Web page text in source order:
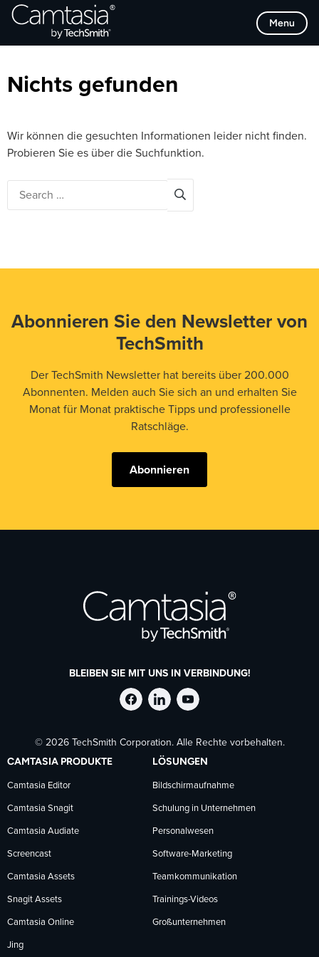
Direkt
zum
Menu
Browse Categories
Nichts gefunden
Wir können die gesuchten Informationen leider nicht finden.
Probieren Sie es über die Suchfunktion.
Abonnieren Sie den Newsletter von
TechSmith
Der TechSmith Newsletter hat bereits über 200.000
Abonnenten. Melden auch Sie sich an und erhalten Sie
Monat für Monat praktische Tipps und professionelle
Ratschläge.
Abonnieren
BLEIBEN SIE MIT UNS IN VERBINDUNG!
TechSmith
auf
Facebook
folgen
TechSmith
auf
LinkedIn
folgen
TechSmith
auf
YouTube
© 2026 TechSmith Corporation. Alle Rechte vorbehalten.
CAMTASIA PRODUKTE
Camtasia Editor
Camtasia Snagit
Camtasia Audiate
Screencast
Camtasia Assets
Snagit Assets
Camtasia Online
Jing
LÖSUNGEN
Bildschirmaufnahme
Schulung in Unternehmen
Personalwesen
Software-Marketing
Teamkommunikation
Trainings-Videos
Großunternehmen